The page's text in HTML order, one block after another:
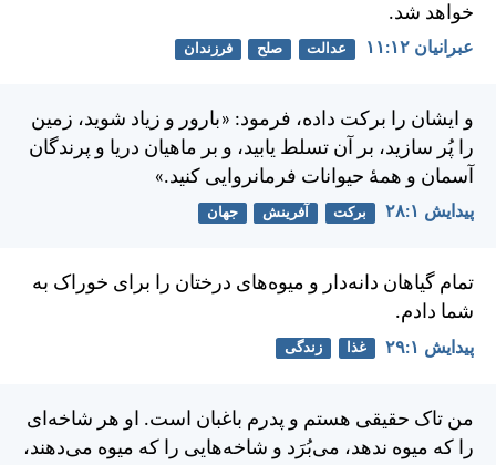
خواهد شد.
عبرانيان ۱۲:‏۱۱ عدالت صلح فرزندان
و ايشان را بركت داده، فرمود: «بارور و زياد شويد، زمين
را پُر سازيد، بر آن تسلط يابيد، و بر ماهيان دريا و پرندگان
آسمان و همهٔ حيوانات فرمانروايی كنيد.»
پيدايش ۱:‏۲۸ برکت آفرینش جهان
تمام گياهان دانه‌دار و ميوه‌های درختان را برای خوراک به
شما دادم.
پيدايش ۱:‏۲۹ غذا زندگی
من تاک حقيقی هستم و پدرم باغبان است. او هر شاخه‌ای
را كه ميوه ندهد، می‌بُرَد و شاخه‌هايی را كه ميوه می‌دهند،